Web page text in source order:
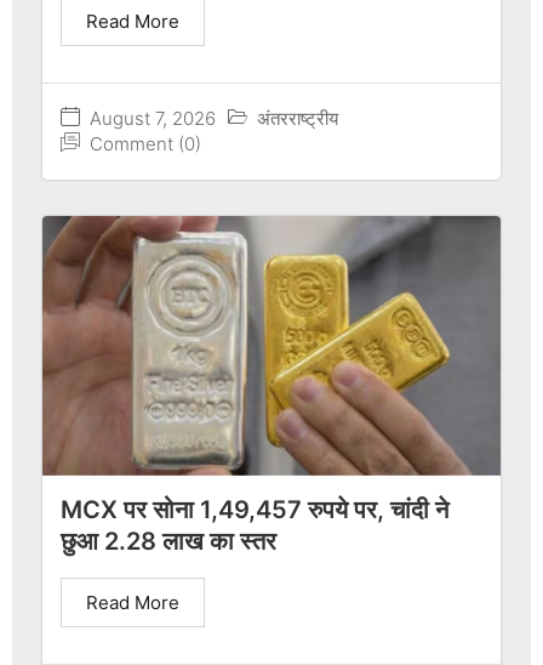
August 7, 2026
अंतरराष्ट्रीय
Comment (0)
Read More
MCX पर सोना 1,49,457 रुपये पर, चांदी ने
छुआ 2.28 लाख का स्तर
Read More